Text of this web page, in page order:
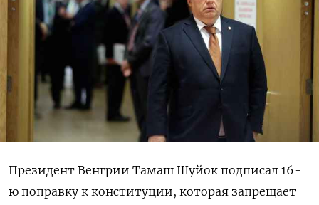
Президент Венгрии Тамаш Шуйок подписал 16-
ю поправку к конституции, которая запрещает